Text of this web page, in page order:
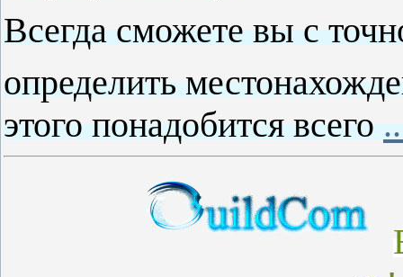
Всегда сможете вы с
определить
этого понадобится всего